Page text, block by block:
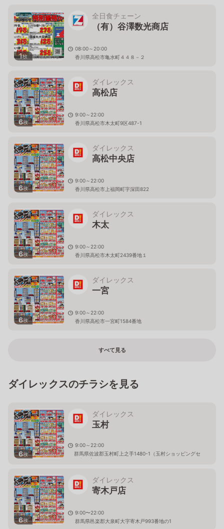
1枚
全日食チェーン
（有）谷澤数光商店
08:00～20:00
香川県高松市亀水町４４８－２
6枚
ダイレックス
高松店
9:00～22:00
香川県高松市木太町9区487-1
6枚
ダイレックス
高松中央店
9:00～22:00
香川県高松市上福岡町字深田822
6枚
ダイレックス
木太
9:00～22:00
香川県高松市木太町2439番地１
6枚
ダイレックス
一宮
9:00～22:00
香川県高松市一宮町1584番地
すべて見る
ダイレックスのチラシを見る
6枚
ダイレックス
玉村
9:00～22:00
群馬県佐波郡玉村町上之手1480-1（玉村ショッピングセ
ンター内）
6枚
ダイレックス
寄木戸店
9:00〜22:00
群馬県邑楽郡大泉町大字寄木戸993番地の1